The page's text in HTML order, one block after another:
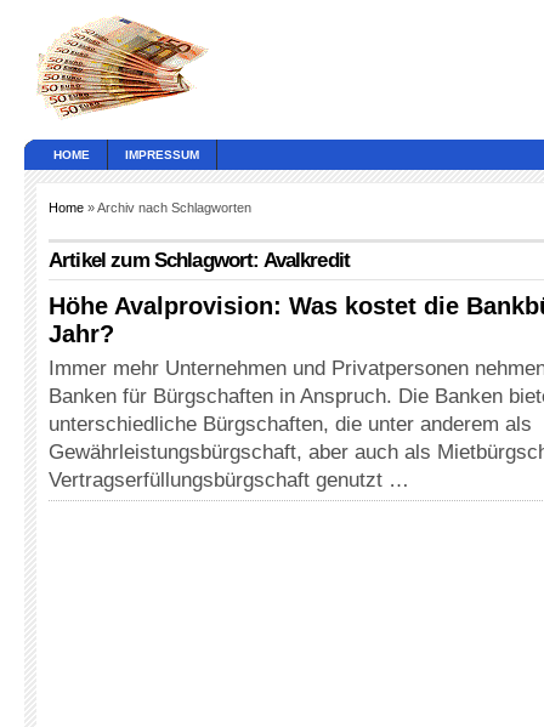
HOME IMPRESSUM
Home » Archiv nach Schlagworten
Artikel zum Schlagwort: Avalkredit
Höhe Avalprovision: Was kostet die
Jahr?
Immer mehr Unternehmen und Privatpersonen
Banken für Bürgschaften in Anspruch. Die Banken
unterschiedliche Bürgschaften, die unter anderem als
Gewährleistungsbürgschaft, aber auch als
Vertragserfüllungsbürgschaft genutzt …